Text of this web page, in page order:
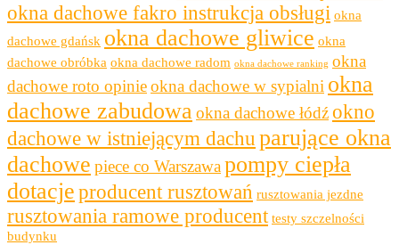
okna dachowe fakro instrukcja obsługi okna
dachowe gdańsk okna dachowe gliwice okna
dachowe obróbka okna dachowe radom okna dachowe ranking okna
dachowe roto opinieokna dachowe w sypialni okna
dachowe zabudowaokna dachowe łódźokno
dachowe w istniejącym dachu parujące okna
dachowe piece co Warszawapompy ciepła
dotacje producent rusztowań rusztowania jezdne
rusztowania ramowe producent testy szczelności
budynku